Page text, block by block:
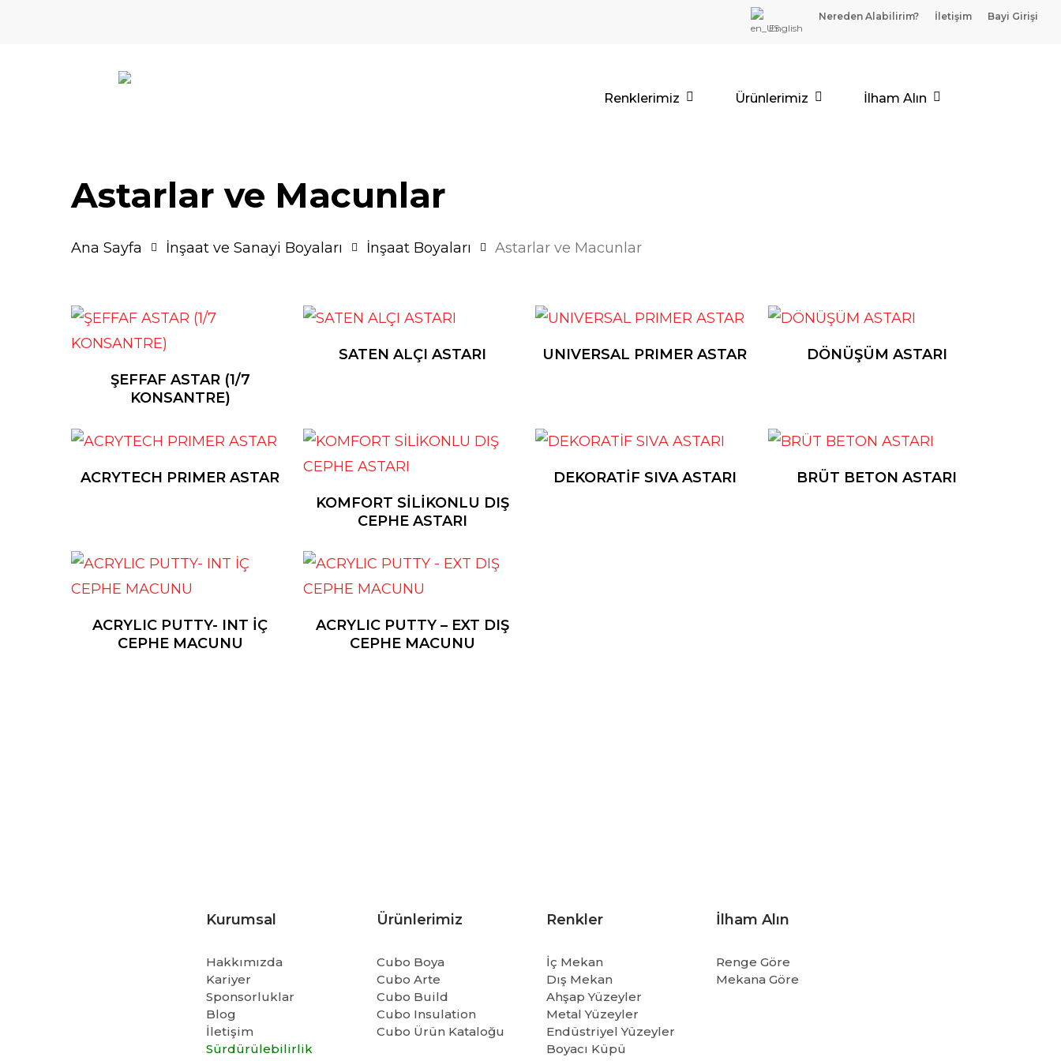
English
Nereden Alabilirim? İletişim Bayi Girişi
Renklerimiz Ürünlerimiz İlham Alın
Astarlar ve Macunlar
Ana Sayfa İnşaat ve Sanayi Boyaları İnşaat Boyaları Astarlar ve Macunlar
ŞEFFAF ASTAR (1/7
KONSANTRE)
SATEN ALÇI ASTARI UNIVERSAL PRIMER ASTAR DÖNÜŞÜM ASTARI
ACRYTECH PRIMER ASTAR
KOMFORT SİLİKONLU DIŞ
CEPHE ASTARI
DEKORATİF SIVA ASTARI BRÜT BETON ASTARI
ACRYLIC PUTTY- INT İÇ
CEPHE MACUNU
ACRYLIC PUTTY – EXT DIŞ
CEPHE MACUNU
Kurumsal
Hakkımızda
Kariyer
Sponsorluklar
Blog
İletişim
Sürdürülebilirlik
Ürünlerimiz
Cubo Boya
Cubo Arte
Cubo Build
Cubo Insulation
Cubo Ürün Kataloğu
Renkler
İç Mekan
Dış Mekan
Ahşap Yüzeyler
Metal Yüzeyler
Endüstriyel Yüzeyler
Boyacı Küpü
İlham Alın
Renge Göre
Mekana Göre